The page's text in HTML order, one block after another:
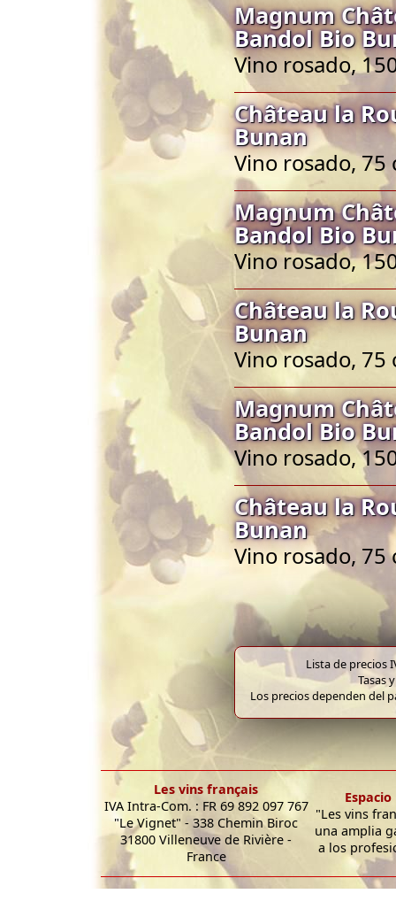
Magnum
Bandol Bio
Vino rosado,
Château la
Bunan
Vino rosado, 75
Magnum
Bandol Bio
Vino rosado,
Château la
Bunan
Vino rosado, 75
Magnum
Bandol Bio
Vino rosado,
Château la
Bunan
Vino rosado, 75
Lista de precios
Tasas
Los precios dependen del
Les vins français
IVA Intra-Com. : FR 69 892 097 767
"Le Vignet" - 338 Chemin Biroc
31800 Villeneuve de Rivière -
France
"Les vins
una amplia
a los